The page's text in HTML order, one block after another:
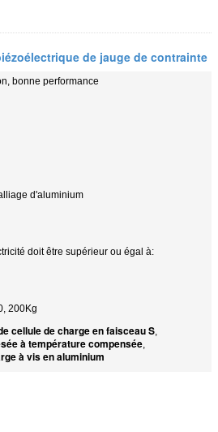
de jauge de contrainte
bonne performance
d'aluminium
doit être supérieur ou égal à:
200Kg
cellule de charge en faisceau S,
à température compensée,
à vis en aluminium